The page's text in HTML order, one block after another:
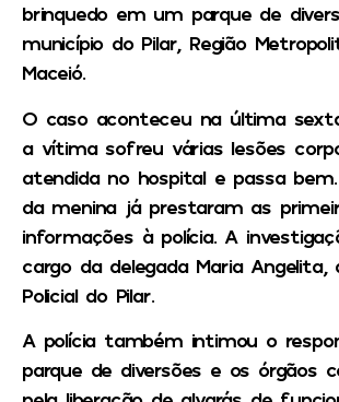
brinquedo em um parque de
município do Pilar, Região
Maceió.
O caso aconteceu na última
a vítima sofreu várias lesões
atendida no hospital e passa
da menina já prestaram as
informações à polícia. A
cargo da delegada Maria Angelita,
Policial do Pilar.
A polícia também intimou o
parque de diversões e os órgãos